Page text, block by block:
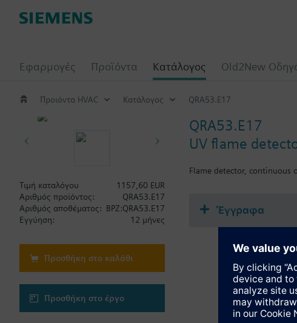
Εφαρμογές Προϊόντα Κατάλογος Old2New
Προιόντα HVAC Κατάλογος QRA53.E17
QRA53.E17
UV flame
Flame detector, continuous
Τιμή καταλόγου
1157,60 EUR
Αριθμός προϊόντος:
QRA53.E17
Αριθμός αποθέματος: BPZ:QRA53.E17
Εγγύηση:
12 μήνες
Προσθήκη στο καλάθι
Προσθήκη στο έργο
Έγγραφα